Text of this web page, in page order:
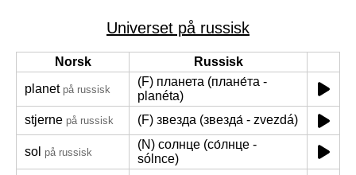
Universet på russisk
Norsk
Russisk
planet på russisk
(F) планета (плане́та -
planéta)
stjerne på russisk (F) звезда (звезда́ - zvezdá)
sol på russisk
(N) солнце (со́лнце -
sólnce)